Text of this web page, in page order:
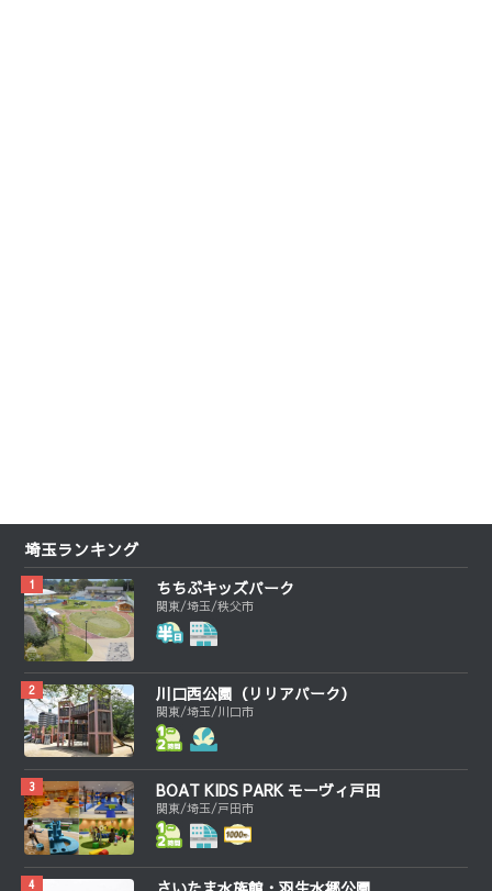
埼玉ランキング
ちちぶキッズパーク
関東/埼玉/秩父市
川口西公園（リリアパーク）
関東/埼玉/川口市
BOAT KIDS PARK モーヴィ戸田
関東/埼玉/戸田市